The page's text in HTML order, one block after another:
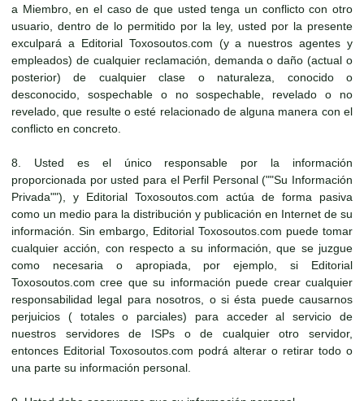
a Miembro, en el caso de que usted tenga un conflicto con otro
usuario, dentro de lo permitido por la ley, usted por la presente
exculpará a Editorial Toxosoutos.com (y a nuestros agentes y
empleados) de cualquier reclamación, demanda o daño (actual o
posterior) de cualquier clase o naturaleza, conocido o
desconocido, sospechable o no sospechable, revelado o no
revelado, que resulte o esté relacionado de alguna manera con el
conflicto en concreto.
8. Usted es el único responsable por la información
proporcionada por usted para el Perfil Personal (""Su Información
Privada""), y Editorial Toxosoutos.com actúa de forma pasiva
como un medio para la distribución y publicación en Internet de su
información. Sin embargo, Editorial Toxosoutos.com puede tomar
cualquier acción, con respecto a su información, que se juzgue
como necesaria o apropiada, por ejemplo, si Editorial
Toxosoutos.com cree que su información puede crear cualquier
responsabilidad legal para nosotros, o si ésta puede causarnos
perjuicios ( totales o parciales) para acceder al servicio de
nuestros servidores de ISPs o de cualquier otro servidor,
entonces Editorial Toxosoutos.com podrá alterar o retirar todo o
una parte su información personal.